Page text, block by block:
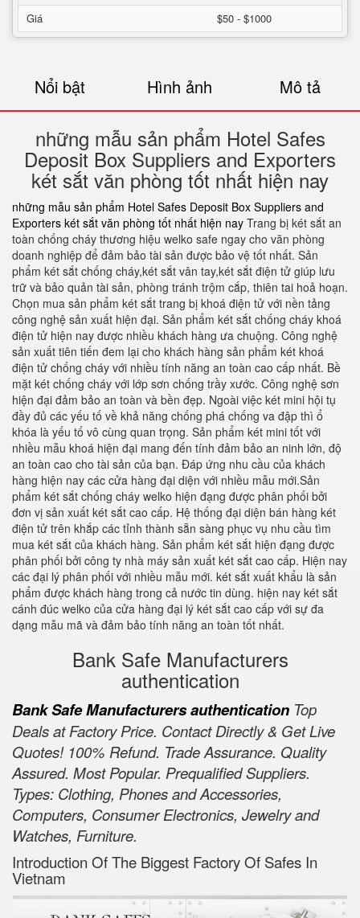
Giá
$50 - $1000
Nổi bật Hình ảnh Mô tả
những mẫu sản phẩm Hotel Safes
Deposit Box Suppliers and Exporters
két sắt văn phòng tốt nhất hiện nay
những mẫu sản phẩm Hotel Safes Deposit Box Suppliers and
Exporters két sắt văn phòng tốt nhất hiện nay Trang bị két sắt an
toàn chống cháy thương hiệu welko safe ngay cho văn phòng
doanh nghiệp để đảm bảo tài sản được bảo vệ tốt nhất. Sản
phẩm két sắt chống cháy,két sắt vân tay,két sắt điện tử giúp lưu
trữ và bảo quản tài sản, phòng tránh trộm cắp, thiên tai hoả hoạn.
Chọn mua sản phẩm két sắt trang bị khoá điện tử với nền tảng
công nghệ sản xuất hiện đại. Sản phẩm két sắt chống cháy khoá
điện tử hiện nay được nhiều khách hàng ưa chuộng. Công nghệ
sản xuất tiên tiến đem lại cho khách hàng sản phẩm két khoá
điện tử chống cháy với nhiều tính năng an toàn cao cấp nhất. Bề
mặt két chống cháy với lớp sơn chống trầy xước. Công nghệ sơn
hiện đại đảm bảo an toàn và bền đẹp. Ngoài việc két mini hội tụ
đầy đủ các yếu tố về khả năng chống phá chống va đập thì ổ
khóa là yếu tố vô cùng quan trọng. Sản phẩm két mini tốt với
nhiều mẫu khoá hiện đại mang đến tính đảm bảo an ninh lớn, độ
an toàn cao cho tài sản của bạn. Đáp ứng nhu cầu của khách
hàng hiện nay các cửa hàng đại diện với nhiều mẫu mới.Sản
phẩm két sắt chống cháy welko hiện đạng được phân phối bởi
đơn vị sản xuất két sắt cao cấp. Hệ thống đại diện bán hàng két
điện tử trên khắp các tỉnh thành sẵn sàng phục vụ nhu cầu tìm
mua két sắt của khách hàng. Sản phẩm két sắt hiện đạng được
phân phối bởi công ty nhà máy sản xuất két sắt cao cấp. Hiện nay
các đại lý phân phối với nhiều mẫu mới. két sắt xuất khẩu là sản
phẩm được khách hàng trong cả nước tin dùng. hiện nay két sắt
cánh đúc welko của cửa hàng đại lý két sắt cao cấp với sự đa
dạng mẫu mã và đảm bảo tính năng an toàn tốt nhất.
Bank Safe Manufacturers
authentication
Bank Safe Manufacturers authentication Top
Deals at Factory Price. Contact Directly & Get Live
Quotes! 100% Refund. Trade Assurance. Quality
Assured. Most Popular. Prequalified Suppliers.
Types: Clothing, Phones and Accessories,
Computers, Consumer Electronics, Jewelry and
Watches, Furniture.
Introduction Of The Biggest Factory Of Safes In
Vietnam